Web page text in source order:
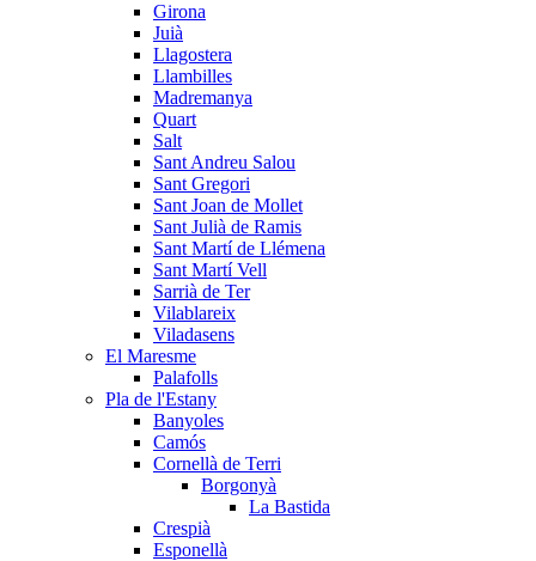
Girona
Juià
Llagostera
Llambilles
Madremanya
Quart
Salt
Sant Andreu Salou
Sant Gregori
Sant Joan de Mollet
Sant Julià de Ramis
Sant Martí de Llémena
Sant Martí Vell
Sarrià de Ter
Vilablareix
Viladasens
El Maresme
Palafolls
Pla de l'Estany
Banyoles
Camós
Cornellà de Terri
Borgonyà
La Bastida
Crespià
Esponellà